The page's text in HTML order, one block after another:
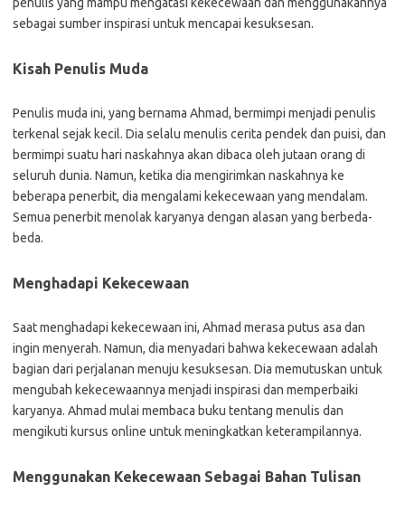
sebagai sumber inspirasi untuk mencapai kesuksesan.
Kisah Penulis Muda
Penulis muda ini, yang bernama Ahmad, bermimpi menjadi penulis
terkenal sejak kecil. Dia selalu menulis cerita pendek dan puisi, dan
bermimpi suatu hari naskahnya akan dibaca oleh jutaan orang di
seluruh dunia. Namun, ketika dia mengirimkan naskahnya ke
beberapa penerbit, dia mengalami kekecewaan yang mendalam.
Semua penerbit menolak karyanya dengan alasan yang berbeda-
beda.
Menghadapi Kekecewaan
Saat menghadapi kekecewaan ini, Ahmad merasa putus asa dan
ingin menyerah. Namun, dia menyadari bahwa kekecewaan adalah
bagian dari perjalanan menuju kesuksesan. Dia memutuskan untuk
mengubah kekecewaannya menjadi inspirasi dan memperbaiki
karyanya. Ahmad mulai membaca buku tentang menulis dan
mengikuti kursus online untuk meningkatkan keterampilannya.
Menggunakan Kekecewaan Sebagai Bahan Tulisan